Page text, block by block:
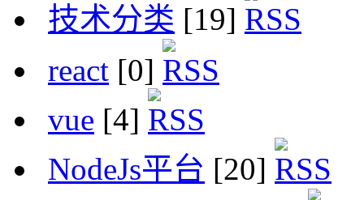
技术分类 [19]
react [0]
vue [4]
NodeJs平台 [20]